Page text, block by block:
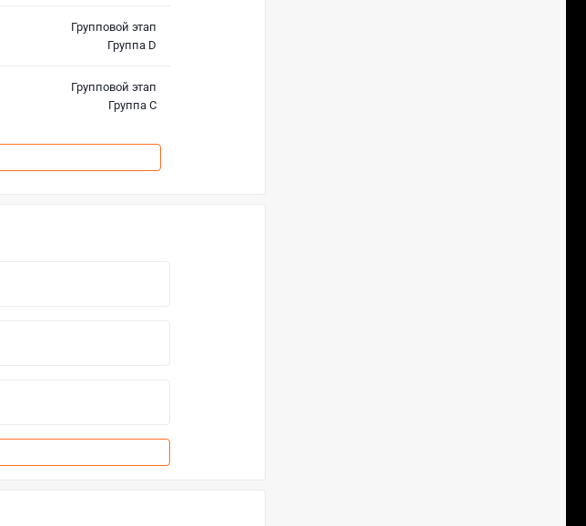
Групповой этап
Группа D
Групповой этап
Группа С